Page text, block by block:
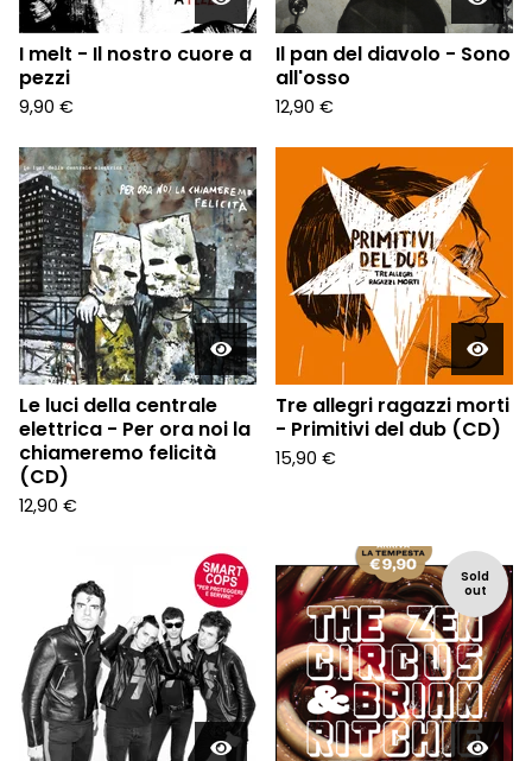
I melt - Il nostro cuore a
pezzi
9,90 €
Il pan del diavolo - Sono
all'osso
12,90 €
Le luci della centrale
elettrica - Per ora noi la
chiameremo felicità
(CD)
12,90 €
Tre allegri ragazzi morti
- Primitivi del dub (CD)
15,90 €
Sold
out